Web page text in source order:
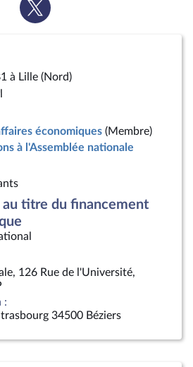
la
à Lille (Nord)
économiques (Membre)
à l'Assemblée nationale
au titre du financement
126 Rue de l'Université,
:
34500 Béziers